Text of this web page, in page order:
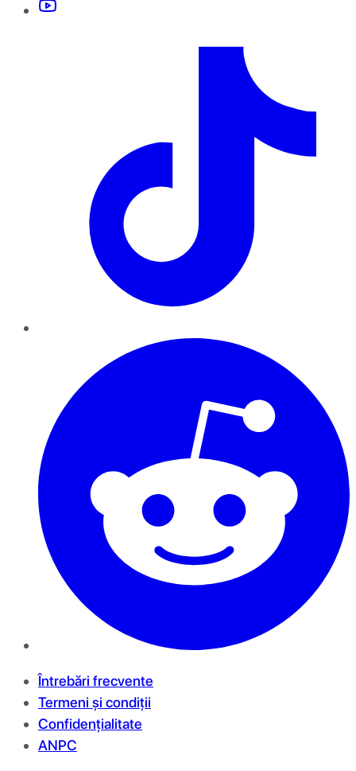
Întrebări frecvente
Termeni și condiții
Confidențialitate
ANPC